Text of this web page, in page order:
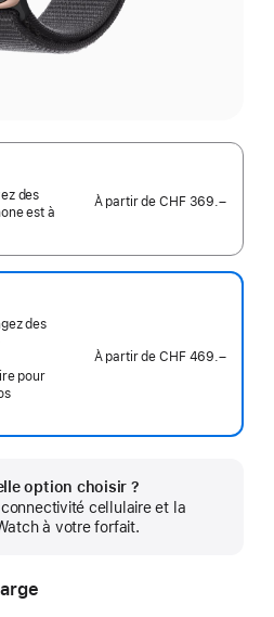
des
est à
À partir deCHF 369.–
des
pour
À partir deCHF 469.–
option choisir ?
cellulaire et la
à votre forfait.